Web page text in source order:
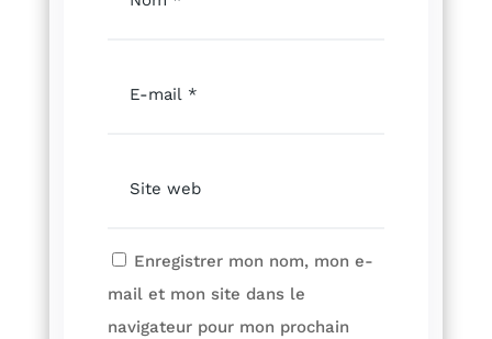
Enregistrer mon nom, mon e-
mail et mon site dans le
navigateur pour mon prochain